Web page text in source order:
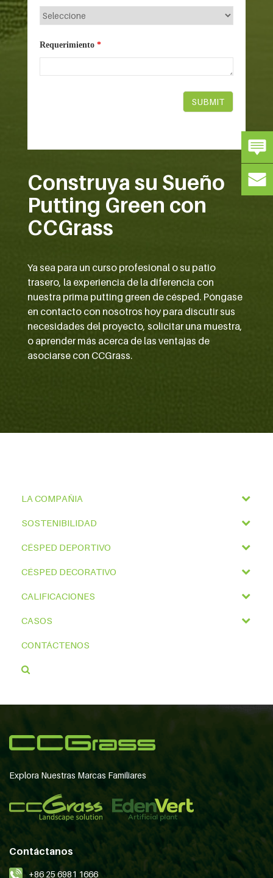
Requerimiento *
Construya su Sueño
Putting Green con
CCGrass
Ya sea para un curso profesional o su patio
trasero, la experiencia de la diferencia con
nuestra prima putting green de césped. Póngase
en contacto con nosotros hoy para discutir sus
necesidades del proyecto, solicitar una muestra,
o aprender más acerca de las ventajas de
asociarse con CCGrass.
LA COMPAÑIA
SOSTENIBILIDAD
CÉSPED DEPORTIVO
CÉSPED DECORATIVO
CALIFICACIONES
CASOS
CONTÁCTENOS
Explora Nuestras Marcas Familiares
Contáctanos
+86 25 6981 1666